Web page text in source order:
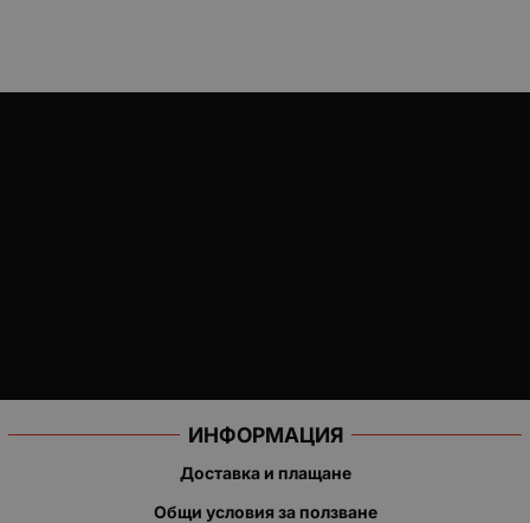
ИНФОРМАЦИЯ
Доставка и плащане
Общи условия за ползване